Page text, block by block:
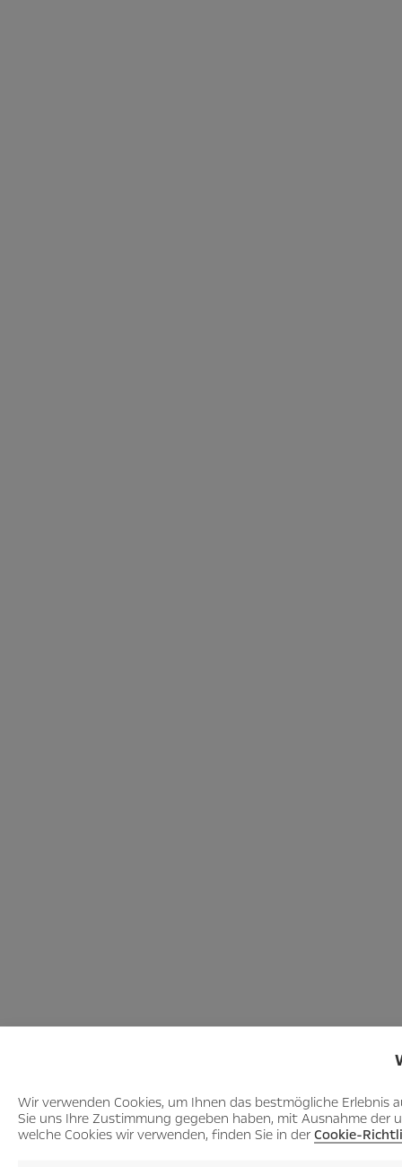
Wir verwenden Cookies, um Ihnen das bestmögliche
Sie uns Ihre Zustimmung gegeben haben, mit Ausnahme
welche Cookies wir verwenden, finden Sie in der Cookie-